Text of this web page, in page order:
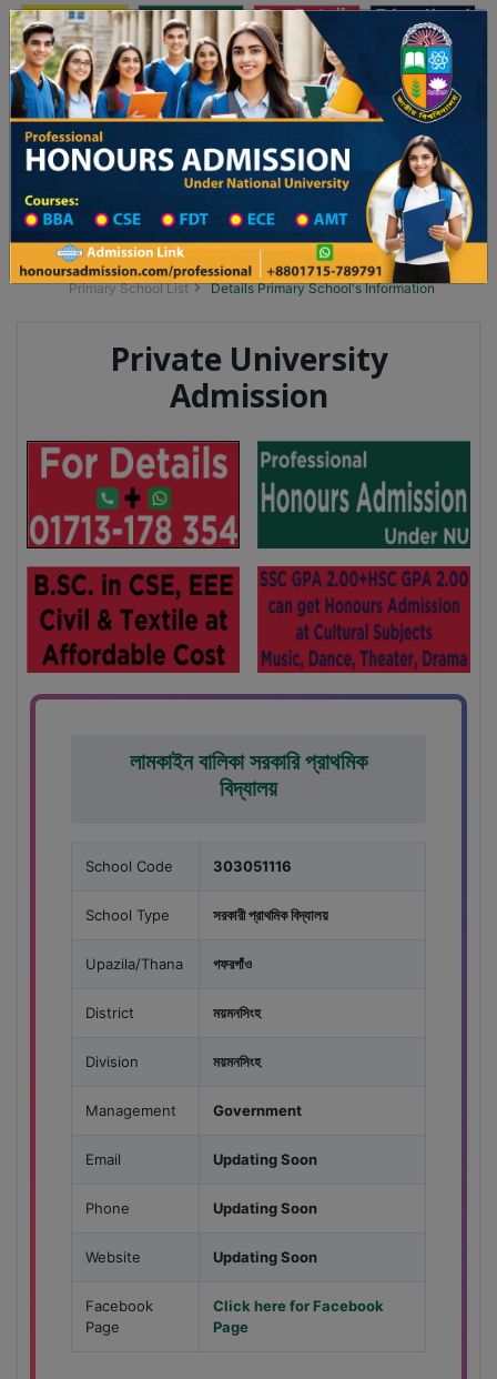
Toggle navigation অনার্স ভর্তি প্রফেশনাল অনার্স
Updates
২৬ শিক্ষাবর্ষের ১ম বর্ষের ভর্তি আবেদন বিজ্ঞপ্তি ঢাকা বিশ্ববিদ্যালয় ২০২৫-২৬ শিক্ষাবর্ষে
Division List
Primary School District Wise
Primary School in গফরগাঁও
Primary School List
Details Primary School's Information
Private University
Admission
লামকাইন বালিকা সরকারি প্রাথমিক
বিদ্যালয়
School Code 303051116
School Type সরকারী প্রাথমিক বিদ্যালয়
Upazila/Thana গফরগাঁও
District ময়মনসিংহ
Division ময়মনসিংহ
Management Government
Email Updating Soon
Phone Updating Soon
Website Updating Soon
Facebook
Page
Click here for Facebook
Page